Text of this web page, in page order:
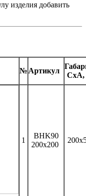
изделия добавить
№ Артикул
1
BHK90
200x200